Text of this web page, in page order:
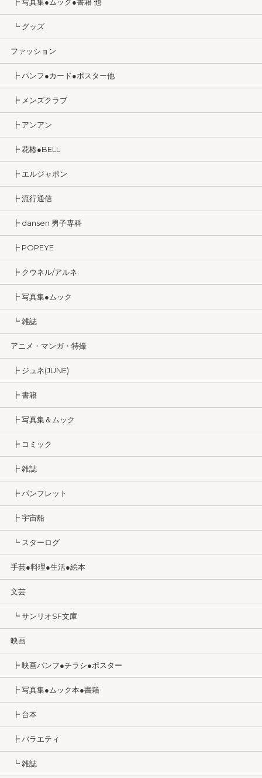
┗ グッズ
ファッション
┣ パンフ●カード●ポスター他
┣ メンズクラブ
┣ アンアン
┣ 花椿●BELL
┣ エルジャポン
┣ 流行通信
┣ dansen 男子専科
┣ POPEYE
┣ クウネル/アルネ
┣ 写真集●ムック
┗ 雑誌
アニメ・マンガ・特撮
┣ ジュネ(JUNE)
┣ 書籍
┣ 写真集＆ムック
┣ コミック
┣ 雑誌
┣ パンフレット
┣ 宇宙船
┗ スターログ
手芸●料理●生活●絵本
文芸
┗ サンリオSF文庫
映画
┣ 映画パンフ●チラシ●ポスター
┣ 写真集●ムック本●書籍
┣ 台本
┣ バラエティ
┗ 雑誌